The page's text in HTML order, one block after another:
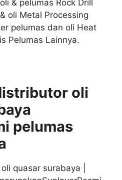
& pelumas Rock Drill
oli Metal Processing
pelumas dan oli Heat
Pelumas Lainnya.
oli
pelumas
quasar surabaya |